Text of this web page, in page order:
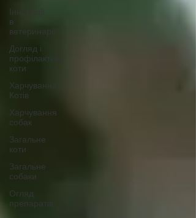
Інновації
в
ветеринарії
Догляд і
профілактика
коти
Харчування
Котів
Харчування
собак
Загальне
коти
Загальне
собаки
Огляд
препаратів